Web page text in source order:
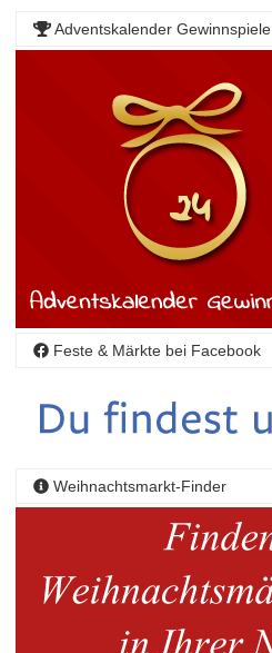
Adventskalender Gewinnspiele
Feste & Märkte bei Facebook
Weihnachtsmarkt-Finder